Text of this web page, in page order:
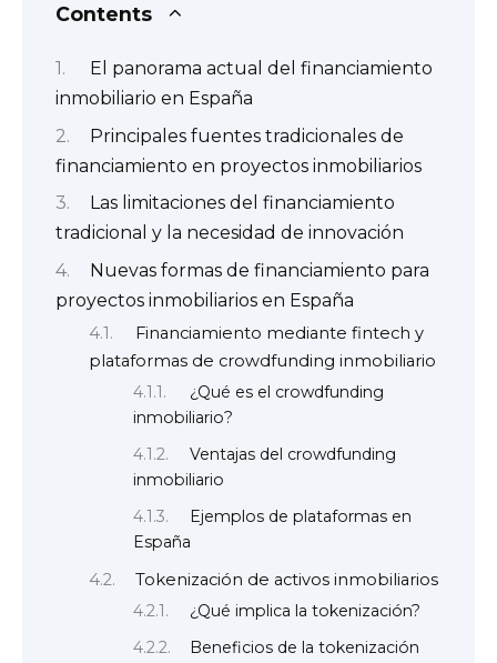
Contents
El panorama actual del financiamiento
inmobiliario en España
Principales fuentes tradicionales de
financiamiento en proyectos inmobiliarios
Las limitaciones del financiamiento
tradicional y la necesidad de innovación
Nuevas formas de financiamiento para
proyectos inmobiliarios en España
Financiamiento mediante fintech y
plataformas de crowdfunding inmobiliario
¿Qué es el crowdfunding
inmobiliario?
Ventajas del crowdfunding
inmobiliario
Ejemplos de plataformas en
España
Tokenización de activos inmobiliarios
¿Qué implica la tokenización?
Beneficios de la tokenización